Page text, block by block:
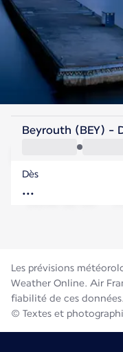
Irlande
Dublin
Irlande
Durée du vol
Beyrouth (BEY) -
Dès
Les prévisions
Weather Online. Air
fiabilité de ces données.
© Textes et